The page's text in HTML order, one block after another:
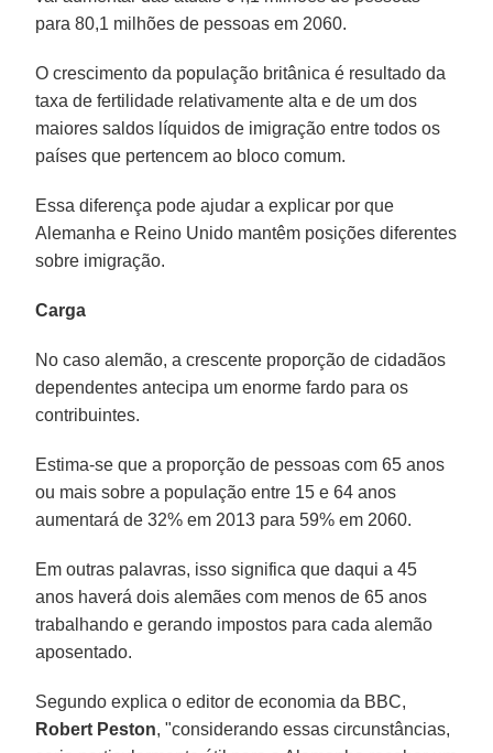
para 80,1 milhões de pessoas em 2060.
O crescimento da população britânica é resultado da
taxa de fertilidade relativamente alta e de um dos
maiores saldos líquidos de imigração entre todos os
países que pertencem ao bloco comum.
Essa diferença pode ajudar a explicar por que
Alemanha e Reino Unido mantêm posições diferentes
sobre imigração.
Carga
No caso alemão, a crescente proporção de cidadãos
dependentes antecipa um enorme fardo para os
contribuintes.
Estima-se que a proporção de pessoas com 65 anos
ou mais sobre a população entre 15 e 64 anos
aumentará de 32% em 2013 para 59% em 2060.
Em outras palavras, isso significa que daqui a 45
anos haverá dois alemães com menos de 65 anos
trabalhando e gerando impostos para cada alemão
aposentado.
Segundo explica o editor de economia da BBC,
Robert Peston, "considerando essas circunstâncias,